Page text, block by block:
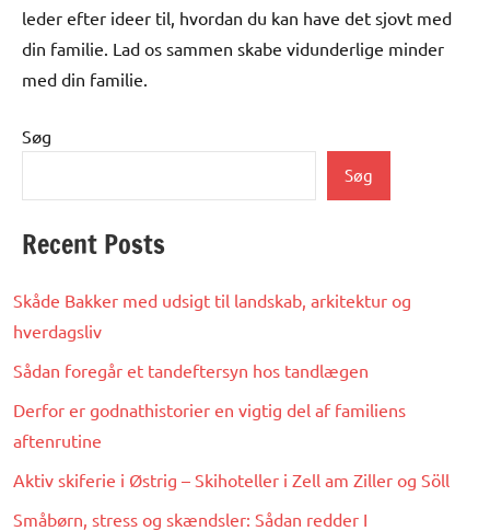
leder efter ideer til, hvordan du kan have det sjovt med
din familie. Lad os sammen skabe vidunderlige minder
med din familie.
Søg
Søg
Recent Posts
Skåde Bakker med udsigt til landskab, arkitektur og
hverdagsliv
Sådan foregår et tandeftersyn hos tandlægen
Derfor er godnathistorier en vigtig del af familiens
aftenrutine
Aktiv skiferie i Østrig – Skihoteller i Zell am Ziller og Söll
Småbørn, stress og skændsler: Sådan redder I